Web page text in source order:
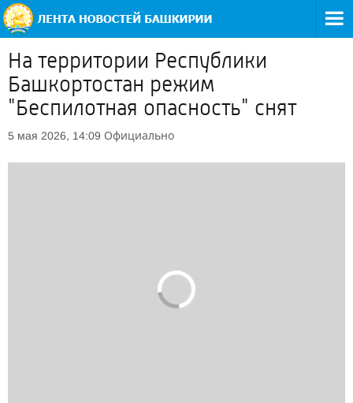
На территории Республики
Башкортостан режим
"Беспилотная опасность" снят
5 мая 2026, 14:09 Официально